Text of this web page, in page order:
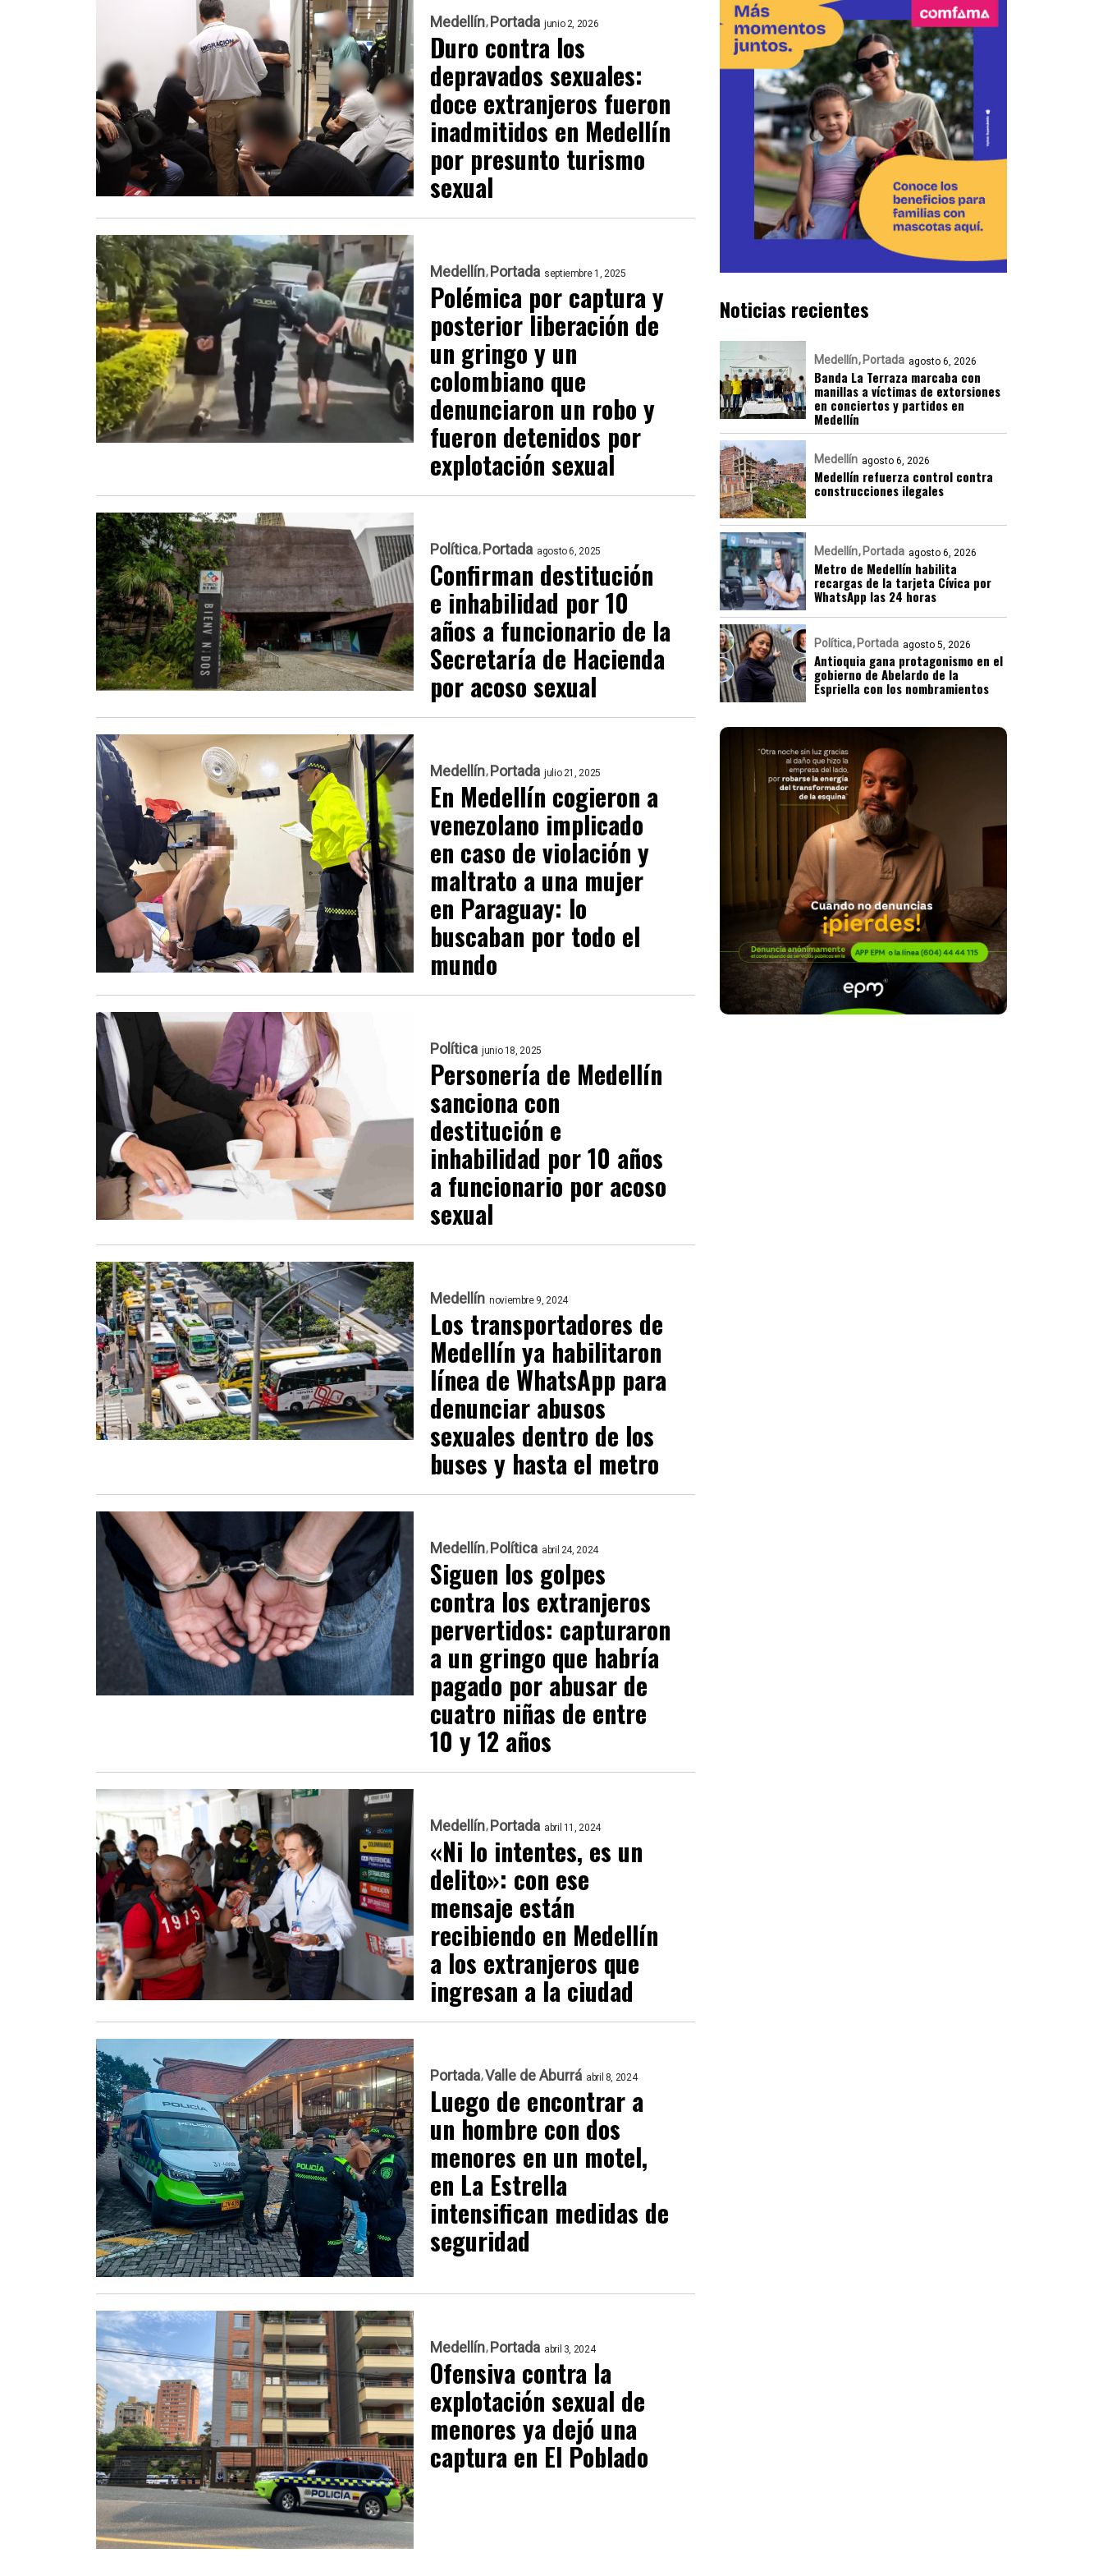
Medellín Portada junio 2, 2026
Duro contra los
depravados sexuales:
doce extranjeros fueron
inadmitidos en Medellín
por presunto turismo
sexual
Medellín Portada septiembre 1, 2025
Polémica por captura y
posterior liberación de
un gringo y un
colombiano que
denunciaron un robo y
fueron detenidos por
explotación sexual
Política Portada agosto 6, 2025
Confirman destitución
e inhabilidad por 10
años a funcionario de la
Secretaría de Hacienda
por acoso sexual
Medellín Portada julio 21, 2025
En Medellín cogieron a
venezolano implicado
en caso de violación y
maltrato a una mujer
en Paraguay: lo
buscaban por todo el
mundo
Política junio 18, 2025
Personería de Medellín
sanciona con
destitución e
inhabilidad por 10 años
a funcionario por acoso
sexual
Medellín noviembre 9, 2024
Los transportadores de
Medellín ya habilitaron
línea de WhatsApp para
denunciar abusos
sexuales dentro de los
buses y hasta el metro
Medellín Política abril 24, 2024
Siguen los golpes
contra los extranjeros
pervertidos: capturaron
a un gringo que habría
pagado por abusar de
cuatro niñas de entre
10 y 12 años
Medellín Portada abril 11, 2024
«Ni lo intentes, es un
delito»: con ese
mensaje están
recibiendo en Medellín
a los extranjeros que
ingresan a la ciudad
Portada Valle de Aburrá abril 8, 2024
Luego de encontrar a
un hombre con dos
menores en un motel,
en La Estrella
intensifican medidas de
seguridad
Medellín Portada abril 3, 2024
Ofensiva contra la
explotación sexual de
menores ya dejó una
captura en El Poblado
Noticias recientes
Medellín Portada agosto 6, 2026
Banda La Terraza marcaba con
manillas a víctimas de extorsiones
en conciertos y partidos en
Medellín
Medellín agosto 6, 2026
Medellín refuerza control contra
construcciones ilegales
Medellín Portada agosto 6, 2026
Metro de Medellín habilita
recargas de la tarjeta Cívica por
WhatsApp las 24 horas
Política Portada agosto 5, 2026
Antioquia gana protagonismo en el
gobierno de Abelardo de la
Espriella con los nombramientos